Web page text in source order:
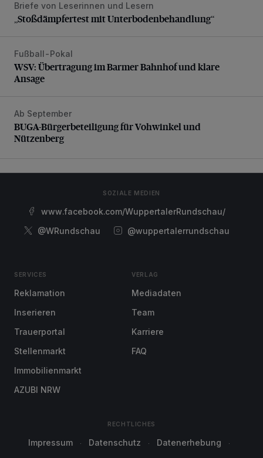
„Stoßdämpfertest mit Unterbodenbehandlung“
Briefe von Leserinnen und Lesern
„Stoßdämpfertest mit Unterbodenbehandlung“
WSV: Übertragung im Barmer Bahnhof und klare Ansage
Fußball-Pokal
WSV: Übertragung im Barmer Bahnhof und klare
Ansage
BUGA-Bürgerbeteiligung für Vohwinkel und Nützenberg
Ab September
BUGA-Bürgerbeteiligung für Vohwinkel und
Nützenberg
SOZIALE MEDIEN
www.facebook.com/WuppertalerRundschau/
@WRundschau
@wuppertalerrundschau
SERVICES
Reklamation
Inserieren
Trauerportal
Stellenmarkt
Immobilienmarkt
AZUBI NRW
VERLAG
Mediadaten
Team
Karriere
FAQ
RECHTLICHES
Impressum Datenschutz
Datenerhebung